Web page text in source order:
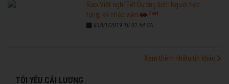
Sao Việt nghỉ Tết Dương lịch: Người tiệc
tùng, kẻ nhập viện
7681
03/01/2019 10:01:54 SA
Xem thêm nhiều tin khác
TÔI YÊU CẢI LƯƠNG